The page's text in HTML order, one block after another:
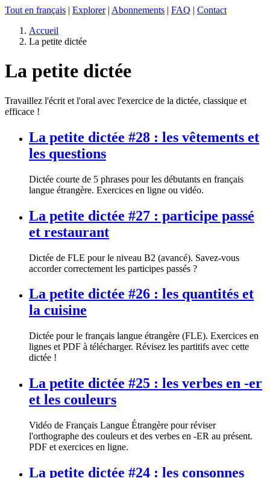
Tout en français | Explorer| Abonnements | FAQ | Contact
Accueil
La petite dictée
La petite dictée
Travaillez l'écrit et l'oral avec l'exercice de la dictée, classique et
efficace !
La petite dictée #28 : les vêtements et
les questions
Dictée courte de 5 phrases pour les débutants en français
langue étrangère. Exercices en ligne ou vidéo.
La petite dictée #27 : participe passé
et restaurant
Dictée de FLE pour le niveau B2 (avancé). Savez-vous
accorder correctement les participes passés ?
La petite dictée #26 : les quantités et
la cuisine
Dictée pour le français langue étrangère (FLE). Exercices en
lignes et PDF à télécharger. Révisez les partitifs avec cette
dictée !
La petite dictée #25 : les verbes en -er
et les couleurs
Vidéo de Français Langue Étrangère pour réviser
l'orthographe des couleurs et des verbes en -ER au présent.
PDF et exercices en ligne.
La petite dictée #24 : les consonnes